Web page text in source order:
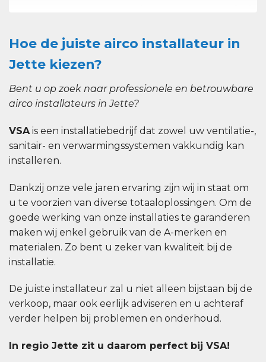
Hoe de juiste airco installateur in
Jette kiezen?
Bent u op zoek naar professionele en betrouwbare
airco installateurs in Jette?
VSAis een installatiebedrijf dat zowel uw ventilatie-,
sanitair- en verwarmingssystemen vakkundig kan
installeren.
Dankzij onze vele jaren ervaring zijn wij in staat om
u te voorzien van diverse totaaloplossingen. Om de
goede werking van onze installaties te garanderen
maken wij enkel gebruik van de A-merken en
materialen. Zo bent u zeker van kwaliteit bij de
installatie.
De juiste installateur zal u niet alleen bijstaan bij de
verkoop, maar ook eerlijk adviseren en u achteraf
verder helpen bij problemen en onderhoud.
In regio Jette zit u daarom perfect bij VSA!